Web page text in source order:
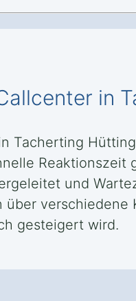
in
Tacherting
und
über
gesteigert wird.